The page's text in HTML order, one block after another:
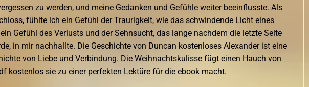
zu werden, und meine Gedanken und Gefühle weiter beeinflusste. Als
fühlte ich ein Gefühl der Traurigkeit, wie das schwindende Licht eines
Gefühl des Verlusts und der Sehnsucht, das lange nachdem die letzte Seite
in mir nachhallte. Die Geschichte von Duncan kostenloses Alexander ist eine
von Liebe und Verbindung. Die Weihnachtskulisse fügt einen Hauch von
kostenlos sie zu einer perfekten Lektüre für die ebook macht.